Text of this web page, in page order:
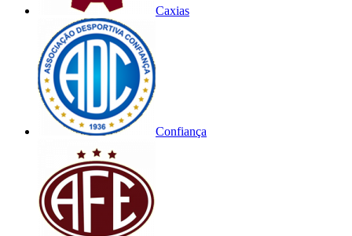
Caxias
Confiança